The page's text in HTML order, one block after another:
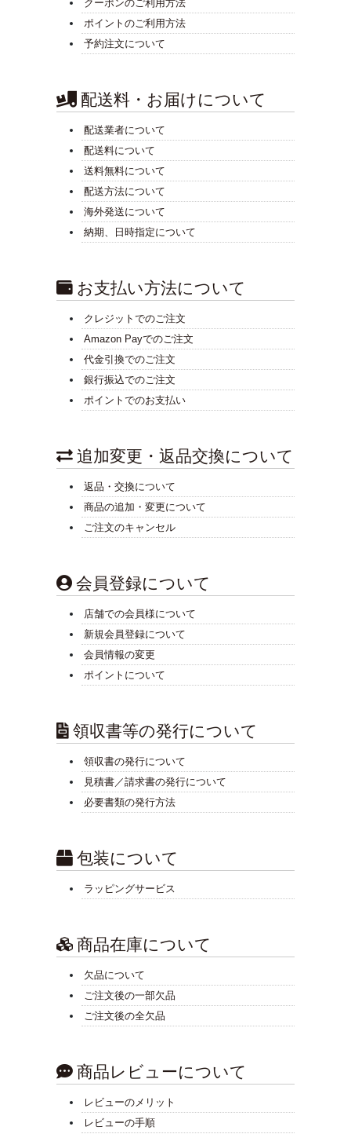
クーポンのご利用方法
ポイントのご利用方法
予約注文について
配送料・お届けについて
配送業者について
配送料について
送料無料について
配送方法について
海外発送について
納期、日時指定について
お支払い方法について
クレジットでのご注文
Amazon Payでのご注文
代金引換でのご注文
銀行振込でのご注文
ポイントでのお支払い
追加変更・返品交換について
返品・交換について
商品の追加・変更について
ご注文のキャンセル
会員登録について
店舗での会員様について
新規会員登録について
会員情報の変更
ポイントについて
領収書等の発行について
領収書の発行について
見積書／請求書の発行について
必要書類の発行方法
包装について
ラッピングサービス
商品在庫について
欠品について
ご注文後の一部欠品
ご注文後の全欠品
商品レビューについて
レビューのメリット
レビューの手順